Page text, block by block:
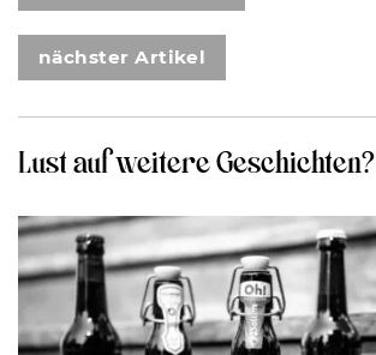
nächster Artikel
Lust auf weitere Geschichten?